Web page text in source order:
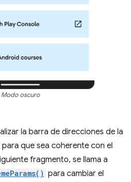
Modo oscuro
la barra de direcciones de la
que sea coherente con el
fragmento, se llama a
para cambiar el